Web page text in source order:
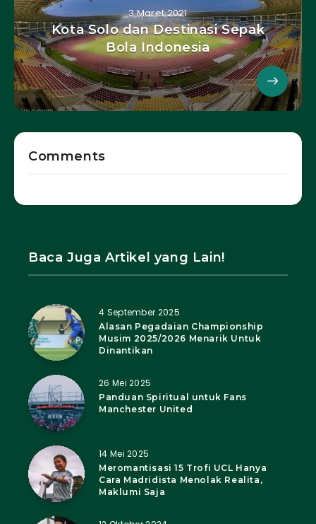
3 Maret 2021
Kota Solo dan Destinasi Sepak
Bola Indonesia
Comments
Baca Juga Artikel yang Lain!
4 September 2025
Alasan Pegadaian Championship
Musim 2025/2026 Menarik Untuk
Dinantikan
26 Mei 2025
Panduan Spiritual untuk Fans
Manchester United
14 Mei 2025
Meromantisasi 15 Trofi UCL Hanya
Cara Madridista Menolak Realita,
Maklumi Saja